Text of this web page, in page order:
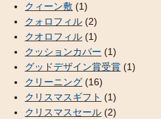
クィーン敷 (1)
クォロフィル (2)
クオロフィル (1)
クッションカバー (1)
グッドデザイン賞受賞 (1)
クリーニング (16)
クリスマスギフト (1)
クリスマスセール (2)